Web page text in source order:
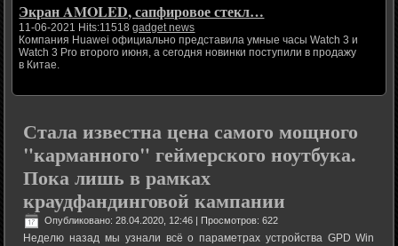
Экран AMOLED, сапфировое стекл…
11-06-2021 Hits:11518gadget news
Компания Huawei официально представила умные часы Watch 3 и
Watch 3 Pro второго июня, а сегодня новинки поступили в продажу
в Китае.
Стала известна цена самого мощного
"карманного" геймерского ноутбука.
Пока лишь в рамках
краудфандинговой кампании
Опубликовано: 28.04.2020, 12:46 | Просмотров: 622
Неделю назад мы узнали всё о параметрах устройства GPD Win